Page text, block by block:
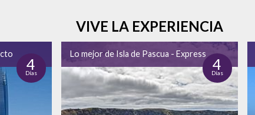
VIVE LA EXPERIENCIA
4
Días
Lo mejor de Isla de Pascua - Express
4
Días